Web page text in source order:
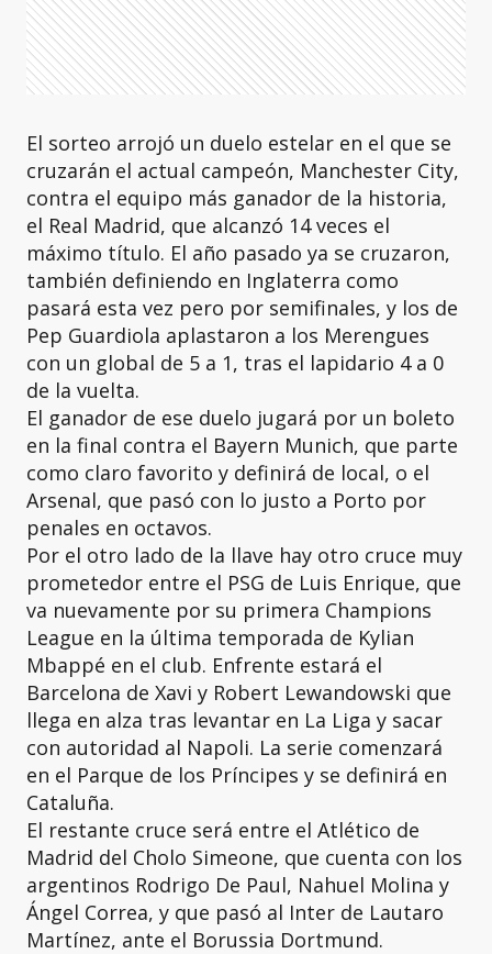
El sorteo arrojó un duelo estelar en el que se
cruzarán el actual campeón, Manchester City,
contra el equipo más ganador de la historia,
el Real Madrid, que alcanzó 14 veces el
máximo título. El año pasado ya se cruzaron,
también definiendo en Inglaterra como
pasará esta vez pero por semifinales, y los de
Pep Guardiola aplastaron a los Merengues
con un global de 5 a 1, tras el lapidario 4 a 0
de la vuelta.
El ganador de ese duelo jugará por un boleto
en la final contra el Bayern Munich, que parte
como claro favorito y definirá de local, o el
Arsenal, que pasó con lo justo a Porto por
penales en octavos.
Por el otro lado de la llave hay otro cruce muy
prometedor entre el PSG de Luis Enrique, que
va nuevamente por su primera Champions
League en la última temporada de Kylian
Mbappé en el club. Enfrente estará el
Barcelona de Xavi y Robert Lewandowski que
llega en alza tras levantar en La Liga y sacar
con autoridad al Napoli. La serie comenzará
en el Parque de los Príncipes y se definirá en
Cataluña.
El restante cruce será entre el Atlético de
Madrid del Cholo Simeone, que cuenta con los
argentinos Rodrigo De Paul, Nahuel Molina y
Ángel Correa, y que pasó al Inter de Lautaro
Martínez, ante el Borussia Dortmund.